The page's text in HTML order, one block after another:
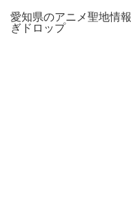
愛知県のアニメ聖地情報
ぎドロップ